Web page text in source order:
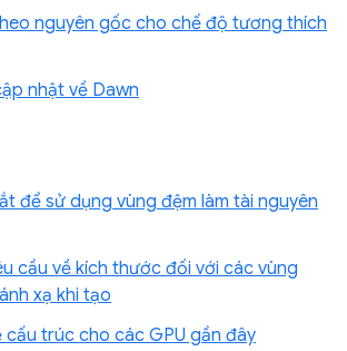
nguyên gốc cho chế độ tương thích
nhật về Dawn
để sử dụng vùng đệm làm tài nguyên
cầu về kích thước đối với các vùng
xạ khi tạo
cấu trúc cho các GPU gần đây